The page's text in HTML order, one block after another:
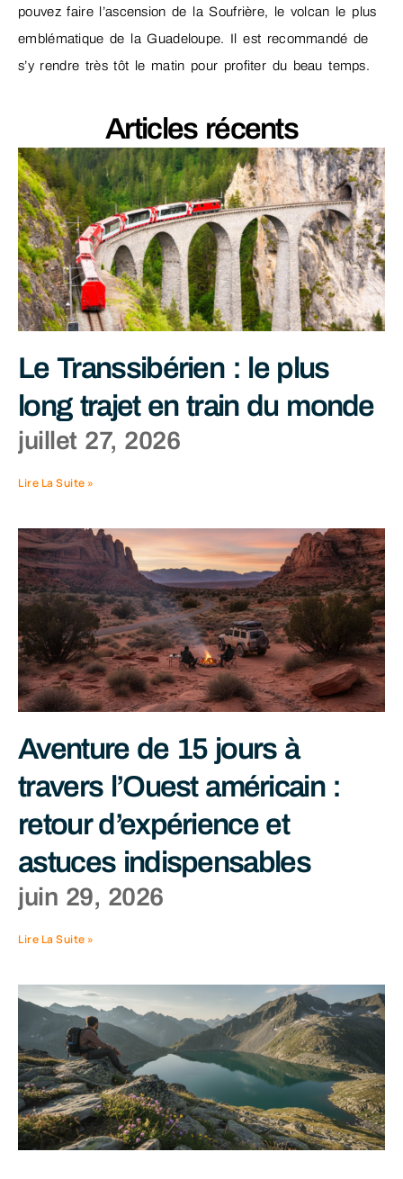
pouvez faire l’ascension de la Soufrière, le volcan le plus
emblématique de la Guadeloupe. Il est recommandé de
s’y rendre très tôt le matin pour profiter du beau temps.
Articles récents
Le Transsibérien : le plus
long trajet en train du monde
juillet 27, 2026
Lire La Suite »
Aventure de 15 jours à
travers l’Ouest américain :
retour d’expérience et
astuces indispensables
juin 29, 2026
Lire La Suite »